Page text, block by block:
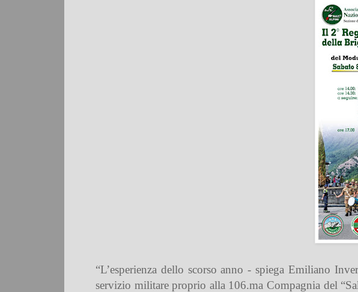
“L’esperienza dello scorso anno - spiega Emiliano
servizio militare proprio alla 106.ma Compagnia del